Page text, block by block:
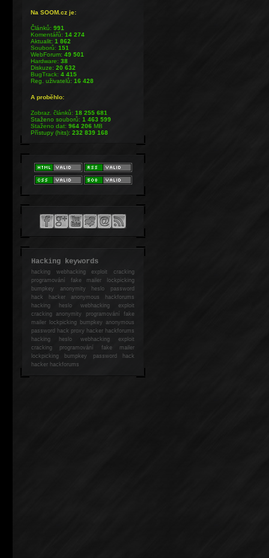
Na SOOM.cz je:
Článků:991
Komentářů:14 274
Aktualit:1 862
Souborů:151
WebForum:49 501
Hardware:38
Diskuze:20 632
BugTrack:4 415
Reg. uživatelů:16 428
A proběhlo:
Zobraz. článků:18 255 681
Staženo souborů:1 463 599
Staženo dat:964 206MB
Přístupy (hits):232 839 168
Hacking keywords
hackingwebhacking exploit cracking
programování fake mailer lockpicking
bumpkey anonymity heslo password
hackhacker anonymous hackforums
hackingheslo webhacking exploit
cracking anonymity programování fake
mailer lockpicking bumpkey anonymous
password hack proxy hacker hackforums
hacking heslo webhacking exploit
cracking programování fake mailer
lockpicking bumpkey password hack
hackerhackforums